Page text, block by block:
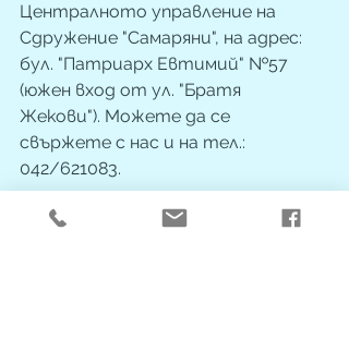
Централното управление на
Сдружение "Самаряни", на адрес:
бул. "Патриарх Евтимий" №57
(южен вход от ул. "Братя
Жекови"). Можете да се
свържете с нас и на тел.:
042/621083.
Нека си пожелаем две деца и